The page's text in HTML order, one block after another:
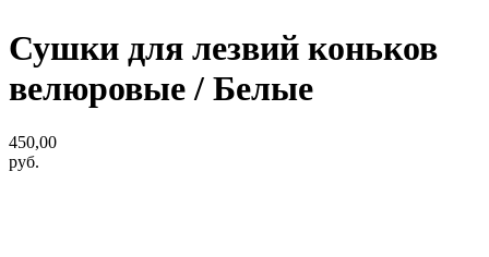
Сушки для лезвий коньков
велюровые / Белые
450,00
руб.